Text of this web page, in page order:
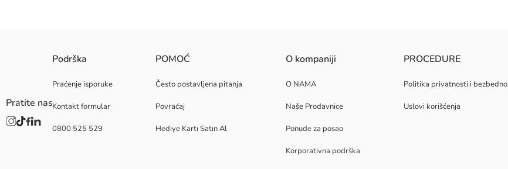
Prugasta ženska košulja od poplina, sa kopčanjem na dugmad sprijeda i dvostrukim džepovima sa preklopom, kombinuje stil i
tokom celog dana.
Osnovna Tkanina:
Zemlja porekla:
Podrška
Praćenje isporuke
Kontakt formular
0800 525 529
POMOĆ
Često postavljena pitanja
Povraćaj
Hediye Kartı Satın Al
O kompaniji
O NAMA
Naše Prodavnice
Ponude za posao
Korporativna podrška
PROCEDURE
Politika privatnosti i
Uslovi korišćenja
Pratite nas